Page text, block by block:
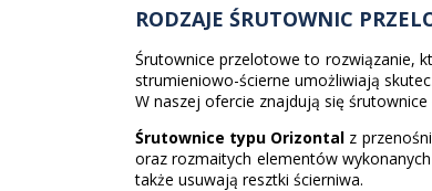
RODZAJE ŚRUTOWNIC
Śrutownice przelotowe to rozwiązanie,
strumieniowo-ścierne umożliwiają
W naszej ofercie znajdują się
Śrutownice typu Orizontal z
oraz rozmaitych elementów
także usuwają resztki ścierniwa.